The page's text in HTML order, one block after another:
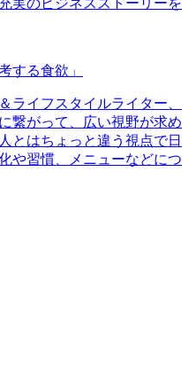
実のビジネスストーリーを
する食欲」
ライフスタイルライター、
繋がって、広い視野が求め
とはちょっと違う視点で日
や習慣、メニューなどにつ